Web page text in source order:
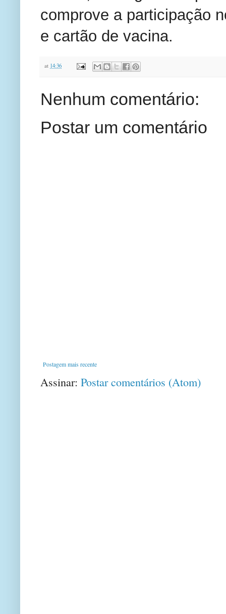
comprove a participação
e cartão de vacina.
at 14:36
Nenhum comentário:
Postar um comentário
Postagem mais recente
Assinar: Postar comentários (Atom)